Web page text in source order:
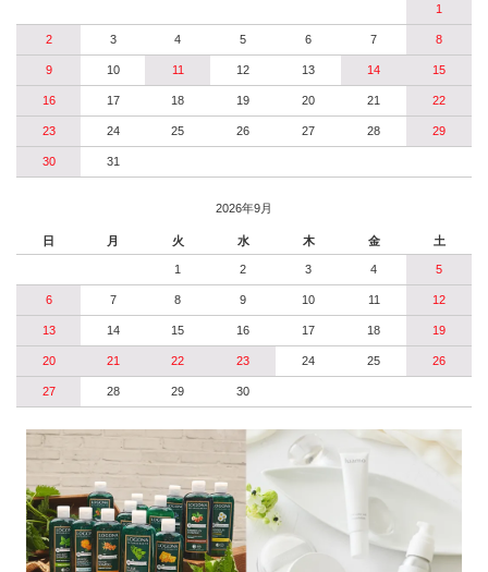
1
2 3 4 5 6 7 8
9 10 11 12 13 14 15
16 17 18 19 20 21 22
23 24 25 26 27 28 29
30 31
2026年9月
日 月 火 水 木 金 土
1 2 3 4 5
6 7 8 9 10 11 12
13 14 15 16 17 18 19
20 21 22 23 24 25 26
27 28 29 30